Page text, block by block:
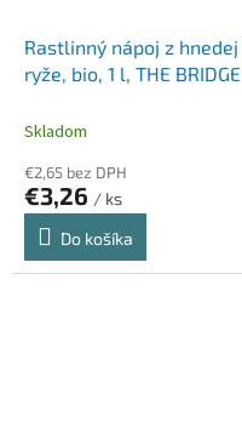
Rastlinný nápoj z hnedej
ryže, bio, 1 l, THE BRIDGE
Skladom
€2,65 bez DPH
€3,26 / ks
Do košíka